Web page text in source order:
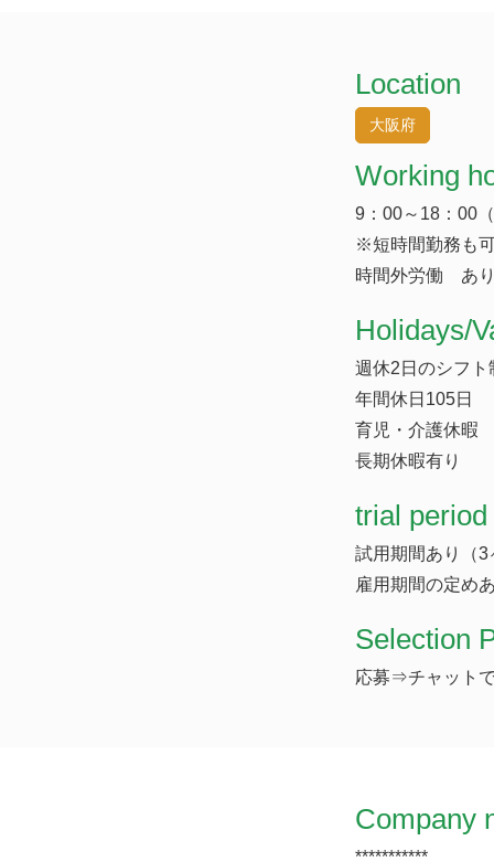
Location
大阪府
Working
9：00～18：00
※短時間勤務も
時間外労働 あ
​Holidays/
週休2日のシフト
年間休日105日
育児・介護休暇
長期休暇有り
trial period
試用期間あり（
雇用期間の定め
Selection
応募⇒チャット
Company
***********